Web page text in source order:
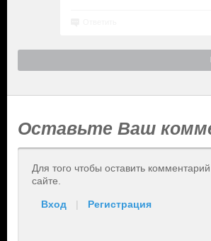
Оставьте Ваш
Для того чтобы оставить
сайте.
Вход | Регистрация